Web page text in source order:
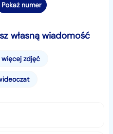
ponad 200 pojazdów
Pokaż numer
własną wiadomość
więcej zdjęć